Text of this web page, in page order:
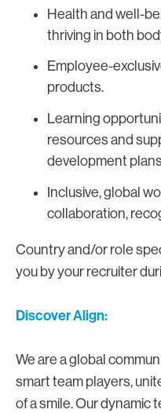
Health and well-
thriving in both
Employee-
products.
Learning
resources and
development
Inclusive, global
collaboration,
Country and/or role
you by your recruiter
Discover Align:
We are a global
smart team players,
of a smile. Our dynamic